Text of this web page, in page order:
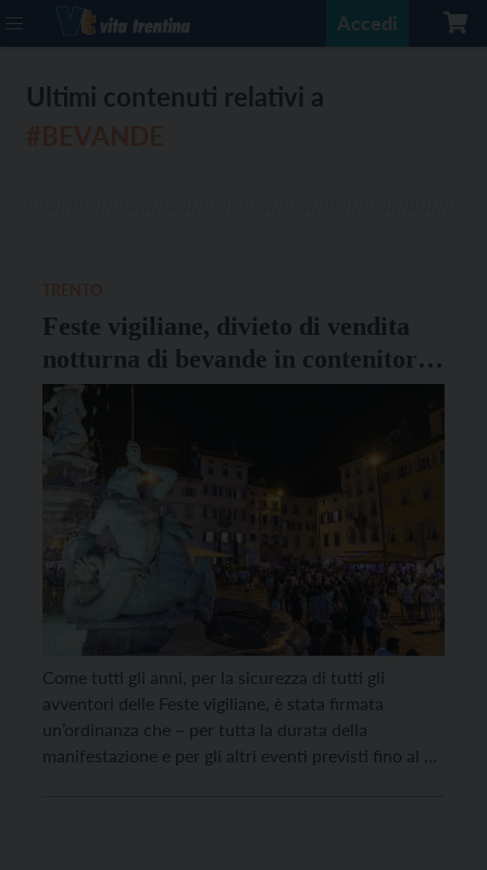
Accedi
Ultimi contenuti relativi a
Feste vigiliane, divieto di vendita
notturna di bevande in contenitori
di vetro e lattine
Come tutti gli anni, per la sicurezza di tutti gli
avventori delle Feste vigiliane, è stata firmata
un’ordinanza che – per tutta la durata della
manifestazione e per gli altri eventi previsti fino al 26